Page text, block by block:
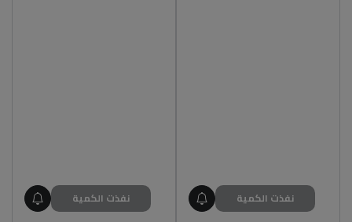
نفذت الكمية
نفذت الكمية